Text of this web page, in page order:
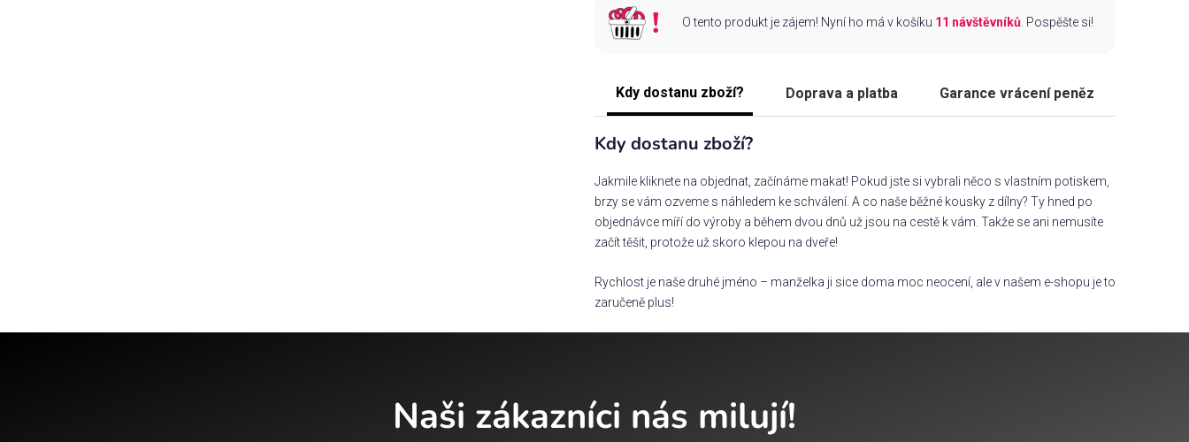
O tento produkt je zájem! Nyní ho má v košíku 11 návštěvníků. Pospěšte si!
Kdy dostanu zboží? Doprava a platba Garance vrácení peněz
Kdy dostanu zboží?
Jakmile kliknete na objednat, začínáme makat! Pokud jste si vybrali něco s vlastním potiskem,
brzy se vám ozveme s náhledem ke schválení. A co naše běžné kousky z dílny? Ty hned po
objednávce míří do výroby a během dvou dnů už jsou na cestě k vám. Takže se ani nemusíte
začít těšit, protože už skoro klepou na dveře!
Rychlost je naše druhé jméno – manželka ji sice doma moc neocení, ale v našem e-shopu je to
zaručeně plus!
Naši zákazníci nás milují!